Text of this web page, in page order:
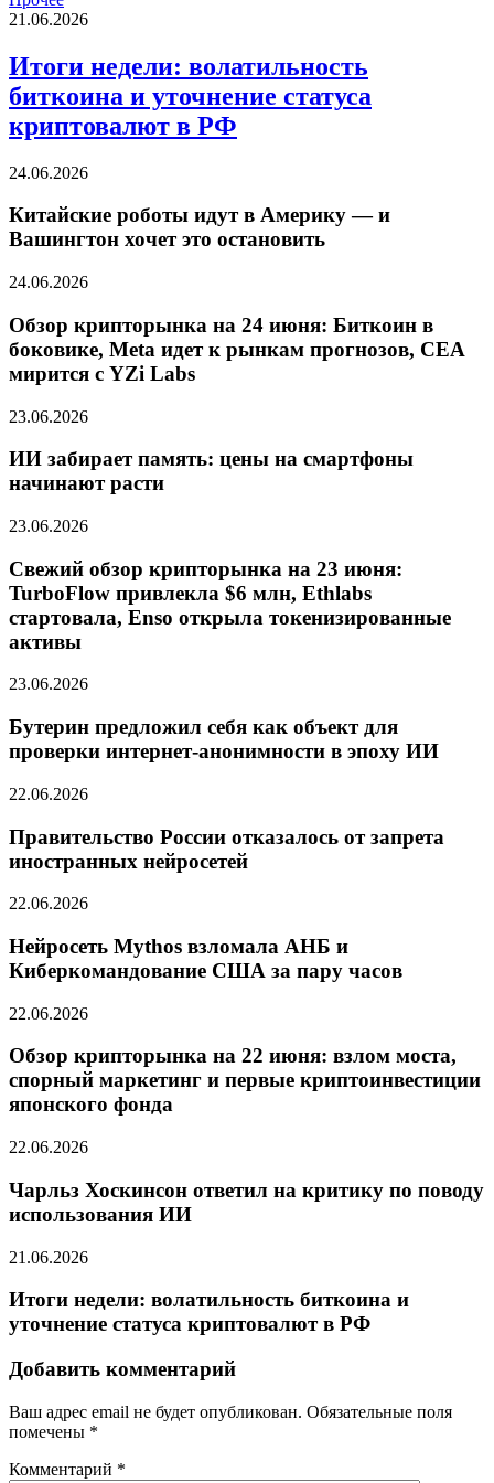
21.06.2026
Итоги недели: волатильность
биткоина и уточнение статуса
криптовалют в РФ
24.06.2026
Китайские роботы идут в Америку — и
Вашингтон хочет это остановить
24.06.2026
Обзор крипторынка на 24 июня: Биткоин в
боковике, Meta идет к рынкам прогнозов, CEA
мирится с YZi Labs
23.06.2026
ИИ забирает память: цены на смартфоны
начинают расти
23.06.2026
Свежий обзор крипторынка на 23 июня:
TurboFlow привлекла $6 млн, Ethlabs
стартовала, Enso открыла токенизированные
активы
23.06.2026
Бутерин предложил себя как объект для
проверки интернет-анонимности в эпоху ИИ
22.06.2026
Правительство России отказалось от запрета
иностранных нейросетей
22.06.2026
Нейросеть Mythos взломала АНБ и
Киберкомандование США за пару часов
22.06.2026
Обзор крипторынка на 22 июня: взлом моста,
спорный маркетинг и первые криптоинвестиции
японского фонда
22.06.2026
Чарльз Хоскинсон ответил на критику по поводу
использования ИИ
21.06.2026
Итоги недели: волатильность биткоина и
уточнение статуса криптовалют в РФ
Добавить комментарий
Ваш адрес email не будет опубликован. Обязательные поля
помечены *
Комментарий *